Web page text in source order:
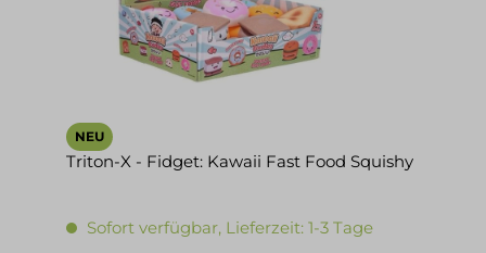
NEU
Triton-X - Fidget: Kawaii Fast Food Squishy
Sofort verfügbar, Lieferzeit: 1-3 Tage